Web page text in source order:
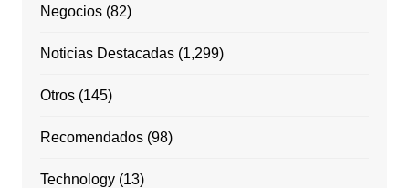
Negocios(82)
Noticias Destacadas(1,299)
Otros(145)
Recomendados(98)
Technology(13)